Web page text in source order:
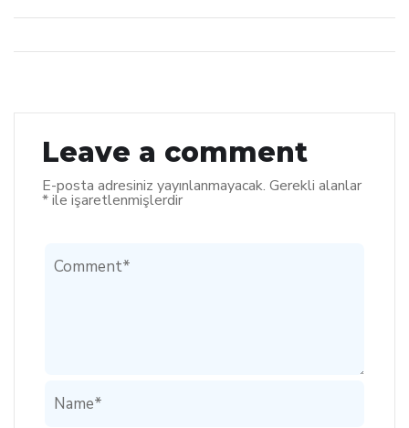
Leave a comment
E-posta adresiniz yayınlanmayacak. Gerekli alanlar
*ile işaretlenmişlerdir